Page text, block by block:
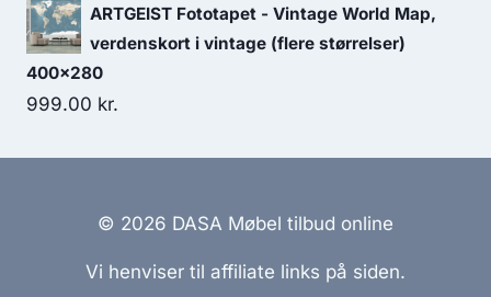
ARTGEIST Fototapet - Vintage World Map,
verdenskort i vintage (flere størrelser)
400x280
999.00 kr.
© 2026 DASA Møbel tilbud online
Vi henviser til affiliate links på siden.